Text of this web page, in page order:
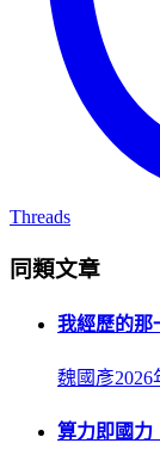
Threads
同類文章
我經歷的那
魏國彥2026
算力即國